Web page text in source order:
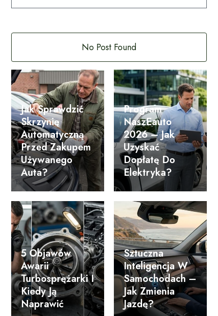
No Post Found
Jak Sprawdzić
Skrzynię
Automatyczną
Przed Zakupem
Używanego
Auta?
Program
NaszEauto
2026 – Jak
Uzyskać
Dopłatę Do
Elektryka?
5 Objawów
Awarii
Turbosprężarki I
Kiedy Ją
Naprawić
Sztuczna
Inteligencja W
Samochodach –
Jak Zmienia
Jazdę?